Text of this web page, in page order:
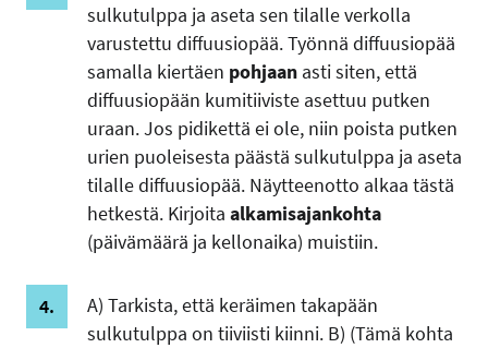
sulkutulppa ja aseta sen tilalle verkolla
varustettu diffuusiopää. Työnnä diffuusiopää
samalla kiertäen pohjaan asti siten, että
diffuusiopään kumitiiviste asettuu putken
uraan. Jos pidikettä ei ole, niin poista putken
urien puoleisesta päästä sulkutulppa ja aseta
tilalle diffuusiopää. Näytteenotto alkaa tästä
hetkestä. Kirjoita alkamisajankohta
(päivämäärä ja kellonaika) muistiin.
A) Tarkista, että keräimen takapään
sulkutulppa on tiiviisti kiinni. B) (Tämä kohta